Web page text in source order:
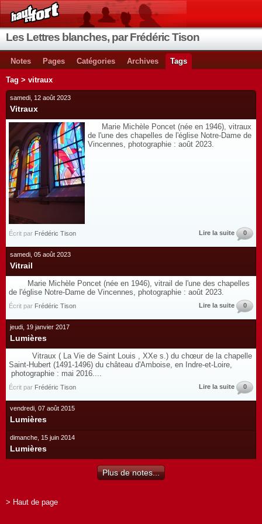
Les Lettres blanches, par Frédéric Tison
Notes Pages Catégories Archives Tags
Tag > vitraux
samedi, 12 août 2023
Vitraux
Marie Michèle Poncet (née en 1946), vitraux
de l'une des chapelles de l'église Notre-Dame de
Vincennes, photographie : août 2023.
Écrit par Frédéric Tison Lire la suite 0
samedi, 05 août 2023
Vitrail
Marie Michèle Poncet (née en 1946), vitrail de l'une des chapelles
de l'église Notre-Dame de Vincennes, photographie : août 2023.
Écrit par Frédéric Tison Lire la suite 0
jeudi, 19 janvier 2017
Lumières
Vitraux ( La Vie de Saint Louis , XXe s.) du chœur de la chapelle
Saint-Hubert (1491-1496) du château d'Amboise, en Indre-et-Loire,
photographie : mai 2016....
Écrit par Frédéric Tison Lire la suite 0
vendredi, 07 août 2015
Lumières
dimanche, 15 juin 2014
Lumières
Plus de notes...
> Haut de page